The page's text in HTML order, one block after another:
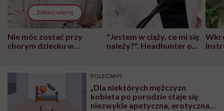
Zobacz więcej
Nie móc zostać przy
chorym dziecku w
może chyba tylko
głupota i brak
wyobraźni"
"Jestem w ciąży, co mi się
należy?". Headhunter o
pracy
POLECAMY
„Dla niektórych mężczyzn
kobieta po porodzie staje się
niezwykle apetyczna, erotyczna,